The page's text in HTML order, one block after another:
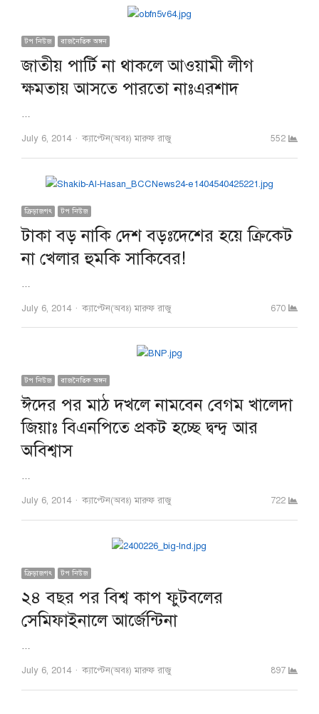
টপ নিউজ রাজনৈতিক অঙ্গন
জাতীয় পার্টি না থাকলে আওয়ামী লীগ
ক্ষমতায় আসতে পারতো নাঃএরশাদ
…
July 6, 2014 Author
ক্যাপ্টেন(অবঃ) মারুফ রাজু 552
ক্রিড়াজগৎ টপ নিউজ
টাকা বড় নাকি দেশ বড়ঃদেশের হয়ে ক্রিকেট
না খেলার হুমকি সাকিবের!
…
July 6, 2014 Author
ক্যাপ্টেন(অবঃ) মারুফ রাজু 670
টপ নিউজ রাজনৈতিক অঙ্গন
ঈদের পর মাঠ দখলে নামবেন বেগম খালেদা
জিয়াঃ বিএনপিতে প্রকট হচ্ছে দ্বন্দ্ব আর
অবিশ্বাস
…
July 6, 2014 Author
ক্যাপ্টেন(অবঃ) মারুফ রাজু 722
ক্রিড়াজগৎ টপ নিউজ
২৪ বছর পর বিশ্ব কাপ ফুটবলের
সেমিফাইনালে আর্জেন্টিনা
…
July 6, 2014 Author
ক্যাপ্টেন(অবঃ) মারুফ রাজু 897